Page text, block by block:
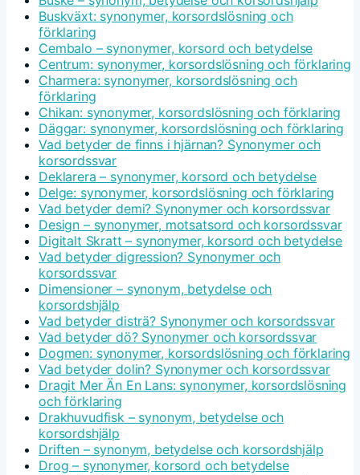
Buskväxt: synonymer, korsordslösning och
förklaring
Cembalo – synonymer, korsord och betydelse
Centrum: synonymer, korsordslösning och förklaring
Charmera: synonymer, korsordslösning och
förklaring
Chikan: synonymer, korsordslösning och förklaring
Däggar: synonymer, korsordslösning och förklaring
Vad betyder de finns i hjärnan? Synonymer och
korsordssvar
Deklarera – synonymer, korsord och betydelse
Delge: synonymer, korsordslösning och förklaring
Vad betyder demi? Synonymer och korsordssvar
Design – synonymer, motsatsord och korsordssvar
Digitalt Skratt – synonymer, korsord och betydelse
Vad betyder digression? Synonymer och
korsordssvar
Dimensioner – synonym, betydelse och
korsordshjälp
Vad betyder disträ? Synonymer och korsordssvar
Vad betyder dö? Synonymer och korsordssvar
Dogmen: synonymer, korsordslösning och förklaring
Vad betyder dolin? Synonymer och korsordssvar
Dragit Mer Än En Lans: synonymer, korsordslösning
och förklaring
Drakhuvudfisk – synonym, betydelse och
korsordshjälp
Driften – synonym, betydelse och korsordshjälp
Drog – synonymer, korsord och betydelse